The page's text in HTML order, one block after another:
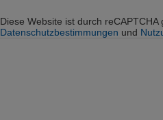
Diese Website ist durch
Datenschutzbestimmungen und